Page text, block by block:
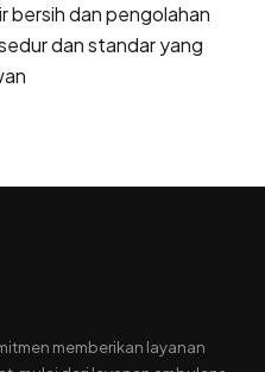
bersih dan pengolahan
dan standar yang
memberikan layanan